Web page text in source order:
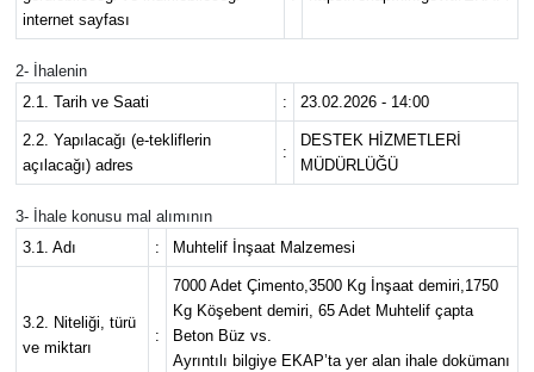
internet sayfası
2- İhalenin
2.1. Tarih ve Saati
: 23.02.2026 - 14:00
2.2. Yapılacağı (e-tekliflerin
açılacağı) adres
:
DESTEK HİZMETLERİ
MÜDÜRLÜĞÜ
3- İhale konusu mal alımının
3.1. Adı
: Muhtelif İnşaat Malzemesi
3.2. Niteliği, türü
ve miktarı
:
7000 Adet Çimento,3500 Kg İnşaat demiri,1750
Kg Köşebent demiri, 65 Adet Muhtelif çapta
Beton Büz vs.
Ayrıntılı bilgiye EKAP’ta yer alan ihale dokümanı